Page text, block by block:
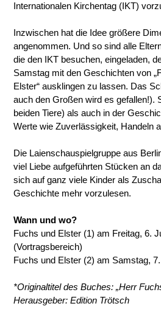
Internationalen Kirchentag (IKT)
Inzwischen hat die Idee größere
angenommen. Und so sind alle
die den IKT besuchen, eingeladen,
Samstag mit den Geschichten von
Elster“ ausklingen zu lassen. Das
auch den Großen wird es gefallen!).
beiden Tiere) als auch in der
Werte wie Zuverlässigkeit, Handeln
Die Laienschauspielgruppe aus
viel Liebe aufgeführten Stücken an
sich auf ganz viele Kinder als
Geschichte mehr vorzulesen.
Wann und wo?
Fuchs und Elster (1) am Freitag, 6.
(Vortragsbereich)
Fuchs und Elster (2) am Samstag,
*Originaltitel des Buches: „Herr
Herausgeber: Edition Trötsch